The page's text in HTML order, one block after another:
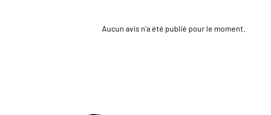
Aucun avis n'a été publié pour le moment.